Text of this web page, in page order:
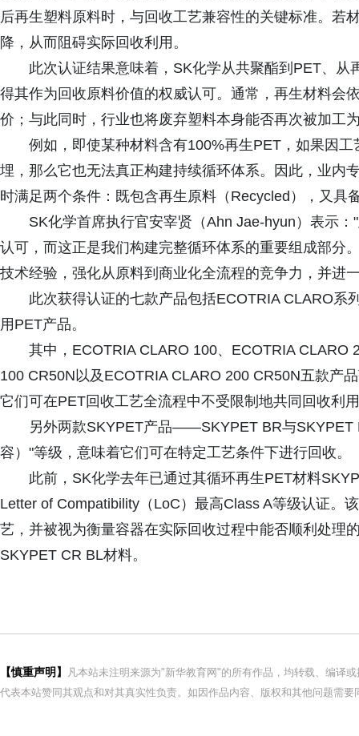
后再生塑料原料时，与回收工艺兼容性的关键标准。若
降，从而阻碍实际回收利用。
此次认证结果意味着，SK化学从共聚酯到PET、
得其作为回收原料价值的权威认可。通常，再生材料会
价；与此同时，行业也将废弃塑料本身能否再次被加工
例如，即使某种材料含有100%再生PET，如果因
埋，那么它也无法真正构建持续循环体系。因此，业内
时满足两个条件：既包含再生原料（Recycled），又具
SK化学首席执行官安宰贤（Ahn Jae-hyun）表示
认可，而这正是我们构建完整循环体系的重要组成部分
技术经验，强化从原料到商业化全流程的竞争力，并进
此次获得认证的七款产品包括ECOTRIA CLARO系
用PET产品。
其中，ECOTRIA CLARO 100、ECOTRIA CLARO
100 CR50N以及ECOTRIA CLARO 200 CR50N五款产
它们可在PET回收工艺全流程中不受限制地共同回收利
另外两款SKYPET产品——SKYPET BR与SKYPET
容）"等级，意味着它们可在特定工艺条件下进行回收。
此前，SK化学去年已通过其循环再生PET材料
Letter of Compatibility（LoC）最高Class A等级认证。
艺，并被视为衡量容器在实际回收过程中能否顺利处理
SKYPET CR BL材料。
【慎重声明】
凡本站未注明来源为"新华教育网"的所有作品，均转载、编译
代表本站赞同其观点和对其真实性负责。如因作品内容、版权和其他问题需